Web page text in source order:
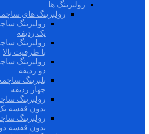
رولبرینگ ها
رولبرینگ های
رولبرینگ
یک ردیفه
رولبرینگ
با ظرفیت بالا
رولبرینگ
دو ردیفه
بلبرینگ
چهار ردیفه
رولبرینگ
بدون قفسه
رولبرینگ
بدون قفسه